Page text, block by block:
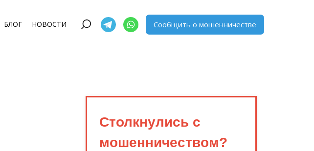
БЛОГ НОВОСТИ Сообщить о мошенничестве
Столкнулись с
мошенничеством?